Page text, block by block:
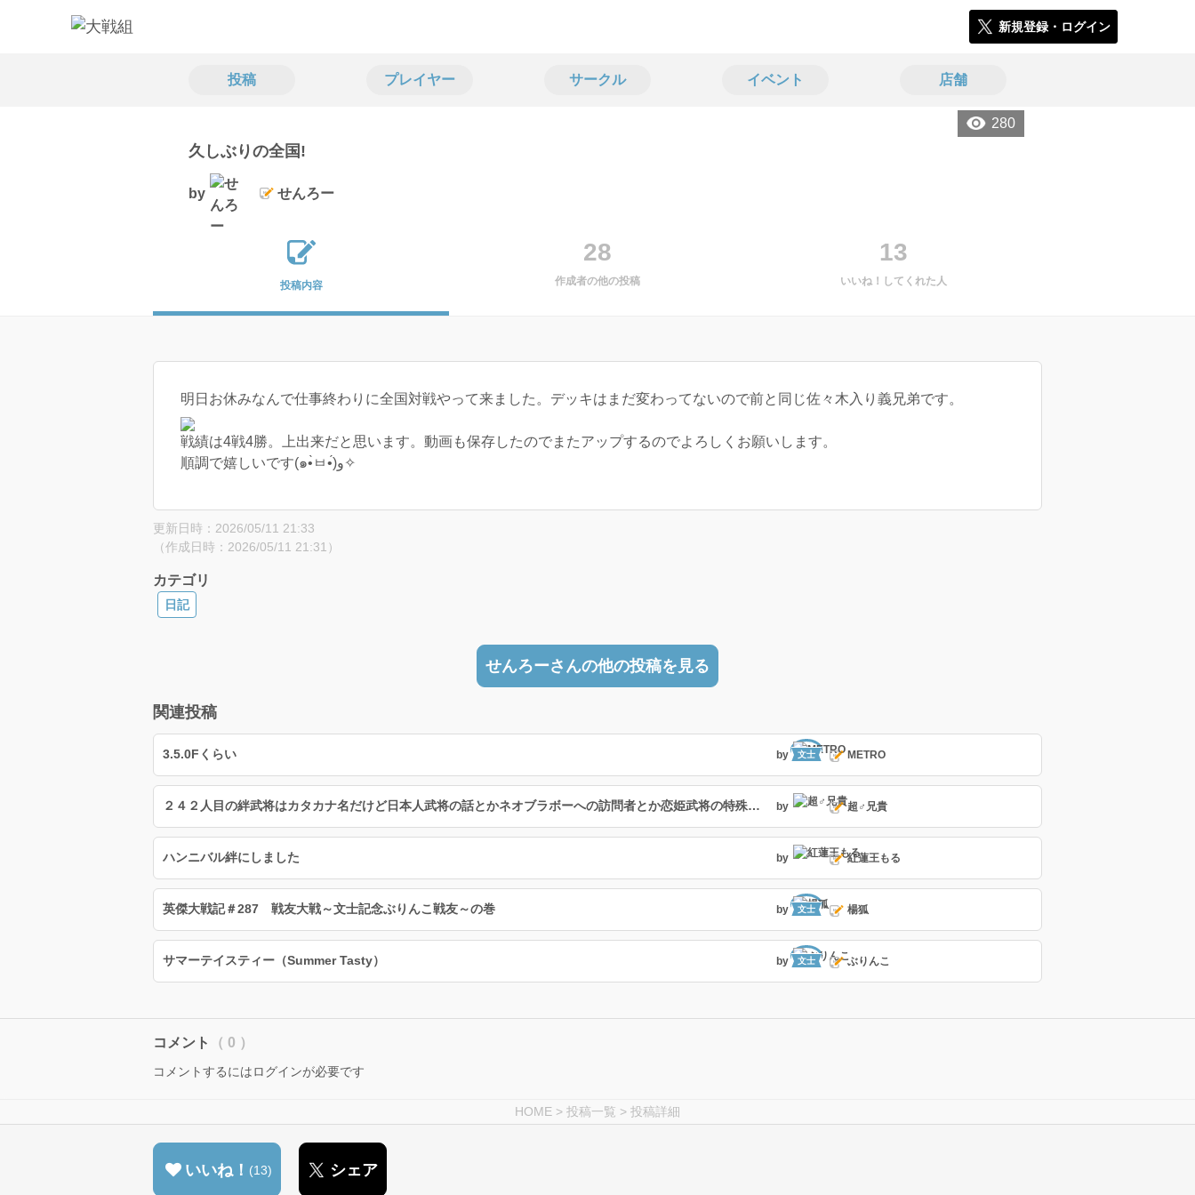
新規登録・ログイン
投稿 プレイヤー サークル イベント 店舗
280
久しぶりの全国!
by せんろー
投稿内容
28
作成者の他の投稿
13
いいね！してくれた人
明日お休みなんで仕事終わりに全国対戦やって来ました。デッキはまだ変わってないので前と同じ佐々木入り義兄弟です。
戦績は4戦4勝。上出来だと思います。動画も保存したのでまたアップするのでよろしくお願いします。
順調で嬉しいです(๑•̀ㅂ•́)و✧
更新日時：2026/05/11 21:33
（作成日時：2026/05/11 21:31）
カテゴリ
日記
せんろーさんの他の投稿を見る
関連投稿
3.5.0Fくらい by 文士 METRO
２４２人目の絆武将はカタカナ名だけど日本人武将の話とかネオブラボーへの訪問者とか恋姫武将の特殊台詞の話 by 超♂兄貴
ハンニバル絆にしました by 紅蓮王もる
英傑大戦記＃287 戦友大戦～文士記念ぶりんこ戦友～の巻 by 文士 楊狐
サマーテイスティー（Summer Tasty） by 文士 ぶりんこ
コメント （ 0 ）
コメントするにはログインが必要です
HOME > 投稿一覧 > 投稿詳細
いいね！ 13 シェア